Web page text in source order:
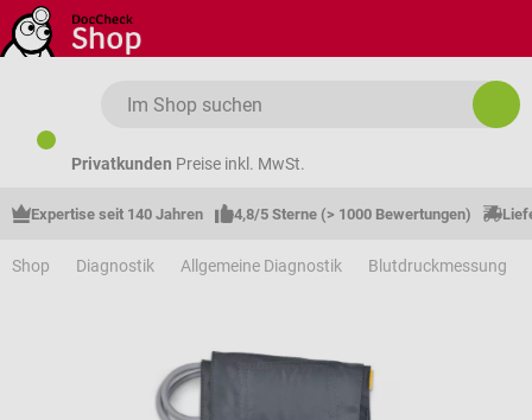
Zum Hauptinhalt springen
Privatkunden Preise inkl. MwSt.
Expertise seit 140 Jahren 4,8/5 Sterne (> 1000 Bewertungen)
Shop Diagnostik Allgemeine Diagnostik Blutdruckmessung